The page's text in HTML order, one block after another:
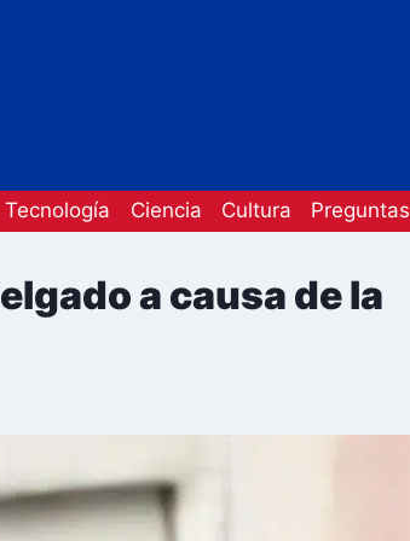
Tecnología Ciencia Cultura Preguntas
a causa de la